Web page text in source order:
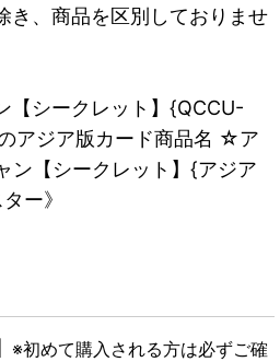
き、商品を区別しておりませ
【シークレット】{QCCU-
アジア版カード商品名 ☆ア
ン【シークレット】{アジア
ー》
※初めて購入される方は必ずご確